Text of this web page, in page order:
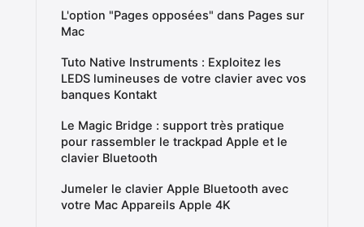
L'option "Pages opposées" dans Pages sur
Mac
Tuto Native Instruments : Exploitez les
LEDS lumineuses de votre clavier avec vos
banques Kontakt
Le Magic Bridge : support très pratique
pour rassembler le trackpad Apple et le
clavier Bluetooth
Jumeler le clavier Apple Bluetooth avec
votre Mac Appareils Apple 4K